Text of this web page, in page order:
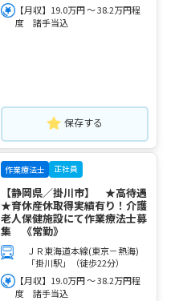
【月収】19.0万円 ～ 38.2万円程
度 諸手当込
保存する
作業療法士 正社員
【静岡県／掛川市】 ★高待遇
★育休産休取得実績有り！介護
老人保健施設にて作業療法士募
集 《常勤》
ＪＲ東海道本線(東京－熱海)
「掛川駅」（徒歩22分）
【月収】19.0万円 ～ 38.2万円程
度 諸手当込